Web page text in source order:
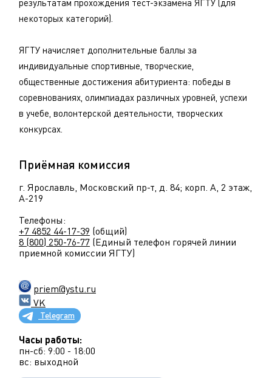
результатам прохождения тест-экзамена ЯГТУ (для
некоторых категорий).
ЯГТУ начисляет дополнительные баллы за
индивидуальные спортивные, творческие,
общественные достижения абитуриента: победы в
соревнованиях, олимпиадах различных уровней, успехи
в учебе, волонтерской деятельности, творческих
конкурсах.
Приёмная комиссия
г. Ярославль, Московский пр-т, д. 84; корп. А, 2 этаж,
А-219
Телефоны:
+7 4852 44-17-39 (общий)
8 (800) 250-76-77 (Единый телефон горячей линии
приемной комиссии ЯГТУ)
priem@ystu.ru
VK
Telegram
Часы работы:
пн-сб: 9:00 - 18:00
вс: выходной